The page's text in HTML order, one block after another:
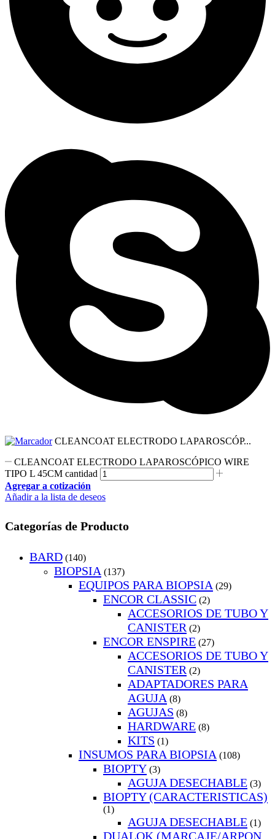
CLEANCOAT ELECTRODO LAPAROSCÓP...
CLEANCOAT ELECTRODO LAPAROSCÓPICO WIRE
TIPO L 45CM cantidad
Agregar a cotización
Añadir a la lista de deseos
Categorías de Producto
BARD (140)
BIOPSIA (137)
EQUIPOS PARA BIOPSIA (29)
ENCOR CLASSIC (2)
ACCESORIOS DE TUBO Y
CANISTER (2)
ENCOR ENSPIRE (27)
ACCESORIOS DE TUBO Y
CANISTER (2)
ADAPTADORES PARA
AGUJA (8)
AGUJAS (8)
HARDWARE (8)
KITS (1)
INSUMOS PARA BIOPSIA (108)
BIOPTY (3)
AGUJA DESECHABLE (3)
BIOPTY (CARACTERISTICAS)
(1)
AGUJA DESECHABLE (1)
DUALOK (MARCAJE/ARPON